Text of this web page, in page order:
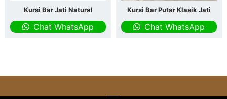
Kursi Bar Jati Natural
Chat WhatsApp
Kursi Bar Putar Klasik Jati
Chat WhatsApp